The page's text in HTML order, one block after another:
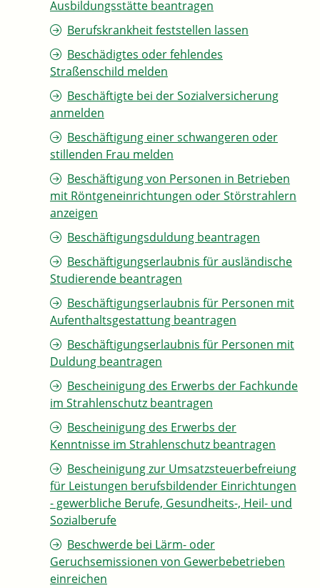
Ausbildungsstätte beantragen
Berufskrankheit feststellen lassen
Beschädigtes oder fehlendes
Straßenschild melden
Beschäftigte bei der Sozialversicherung
anmelden
Beschäftigung einer schwangeren oder
stillenden Frau melden
Beschäftigung von Personen in Betrieben
mit Röntgeneinrichtungen oder Störstrahlern
anzeigen
Beschäftigungsduldung beantragen
Beschäftigungserlaubnis für ausländische
Studierende beantragen
Beschäftigungserlaubnis für Personen mit
Aufenthaltsgestattung beantragen
Beschäftigungserlaubnis für Personen mit
Duldung beantragen
Bescheinigung des Erwerbs der Fachkunde
im Strahlenschutz beantragen
Bescheinigung des Erwerbs der
Kenntnisse im Strahlenschutz beantragen
Bescheinigung zur Umsatzsteuerbefreiung
für Leistungen berufsbildender Einrichtungen
- gewerbliche Berufe, Gesundheits-, Heil- und
Sozialberufe
Beschwerde bei Lärm- oder
Geruchsemissionen von Gewerbebetrieben
einreichen